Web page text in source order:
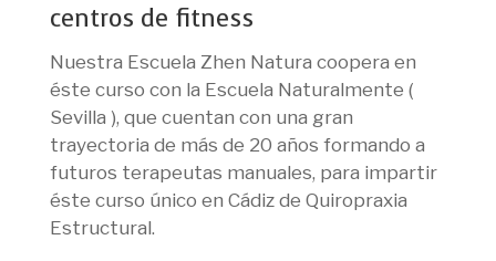
centros de fitness
Nuestra Escuela Zhen Natura coopera en
éste curso con la Escuela Naturalmente (
Sevilla ), que cuentan con una gran
trayectoria de más de 20 años formando a
futuros terapeutas manuales, para impartir
éste curso único en Cádiz de Quiropraxia
Estructural.